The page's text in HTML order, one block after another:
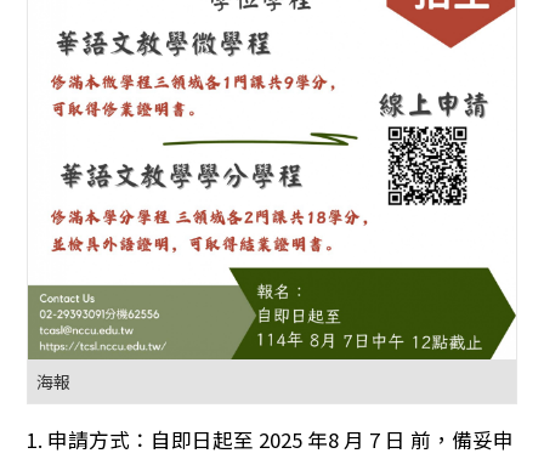
海報
1. 申請方式：自即日起至 2025 年8 月 7 日 前，備妥申